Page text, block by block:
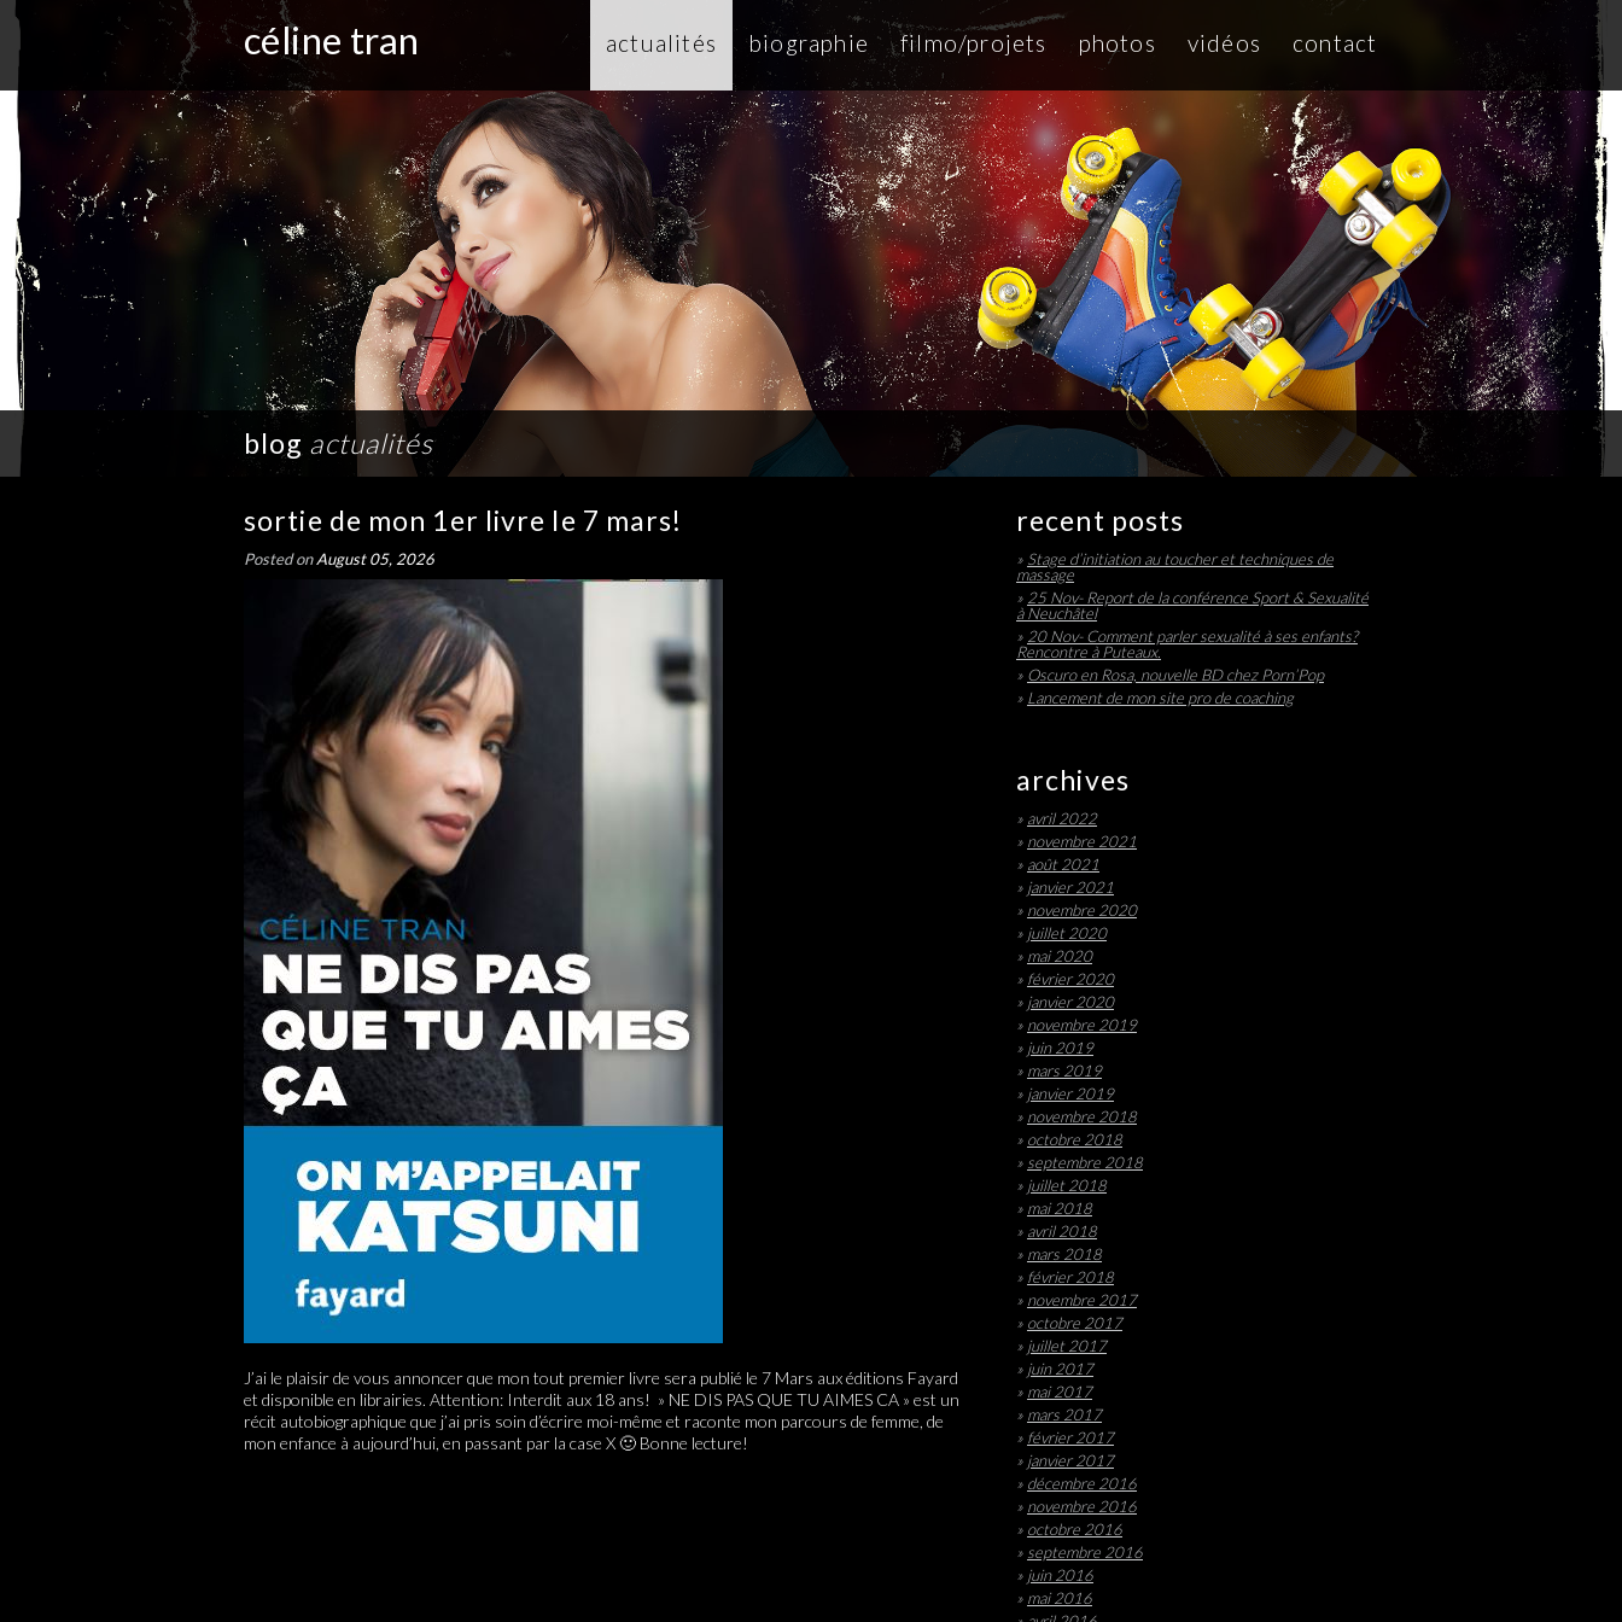
céline tran actualités biographie filmo/projets photos vidéos contact
blog actualités
sortie de mon 1er livre le 7 mars!
Posted onAugust 05, 2026
J’ai le plaisir de vous annoncer que mon tout premier livre sera publié le 7 Mars aux éditions Fayard
et disponible en librairies. Attention: Interdit aux 18 ans! » NE DIS PAS QUE TU AIMES CA » est un
récit autobiographique que j’ai pris soin d’écrire moi-même et raconte mon parcours de femme, de
mon enfance à aujourd’hui, en passant par la case X 🙂 Bonne lecture!
recent posts
Stage d’initiation au toucher et techniques de
massage
25 Nov- Report de la conférence Sport & Sexualité
à Neuchâtel
20 Nov- Comment parler sexualité à ses enfants?
Rencontre à Puteaux.
Oscuro en Rosa, nouvelle BD chez Porn’Pop
Lancement de mon site pro de coaching
archives
avril 2022
novembre 2021
août 2021
janvier 2021
novembre 2020
juillet 2020
mai 2020
février 2020
janvier 2020
novembre 2019
juin 2019
mars 2019
janvier 2019
novembre 2018
octobre 2018
septembre 2018
juillet 2018
mai 2018
avril 2018
mars 2018
février 2018
novembre 2017
octobre 2017
juillet 2017
juin 2017
mai 2017
mars 2017
février 2017
janvier 2017
décembre 2016
novembre 2016
octobre 2016
septembre 2016
juin 2016
mai 2016